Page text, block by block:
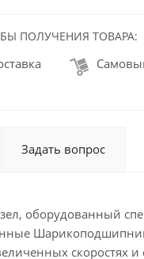
ПОЛУЧЕНИЯ ТОВАРА:
Задать вопрос
оборудованный
скоростях и